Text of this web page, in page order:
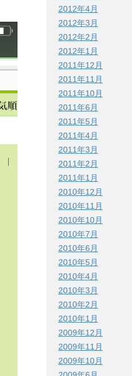
2012年4月
2012年3月
2012年2月
2012年1月
2011年12月
2011年11月
2011年10月
2011年6月
2011年5月
2011年4月
2011年3月
2011年2月
2011年1月
2010年12月
2010年11月
2010年10月
2010年7月
2010年6月
2010年5月
2010年4月
2010年3月
2010年2月
2010年1月
2009年12月
2009年11月
2009年10月